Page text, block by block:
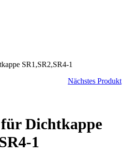
SR1,SR2,SR4-1
Nächstes Produkt
Dichtkappe
1